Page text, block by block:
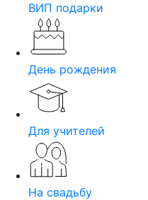
ВИП подарки
День рождения
Для учителей
На свадьбу